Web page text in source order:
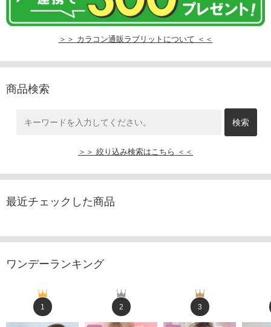
＞＞ カラコン通販ラブリットについて ＜＜
商品検索
＞＞ 絞り込み検索はこちら ＜＜
最近チェックした商品
ワンデーランキング
1 2 3